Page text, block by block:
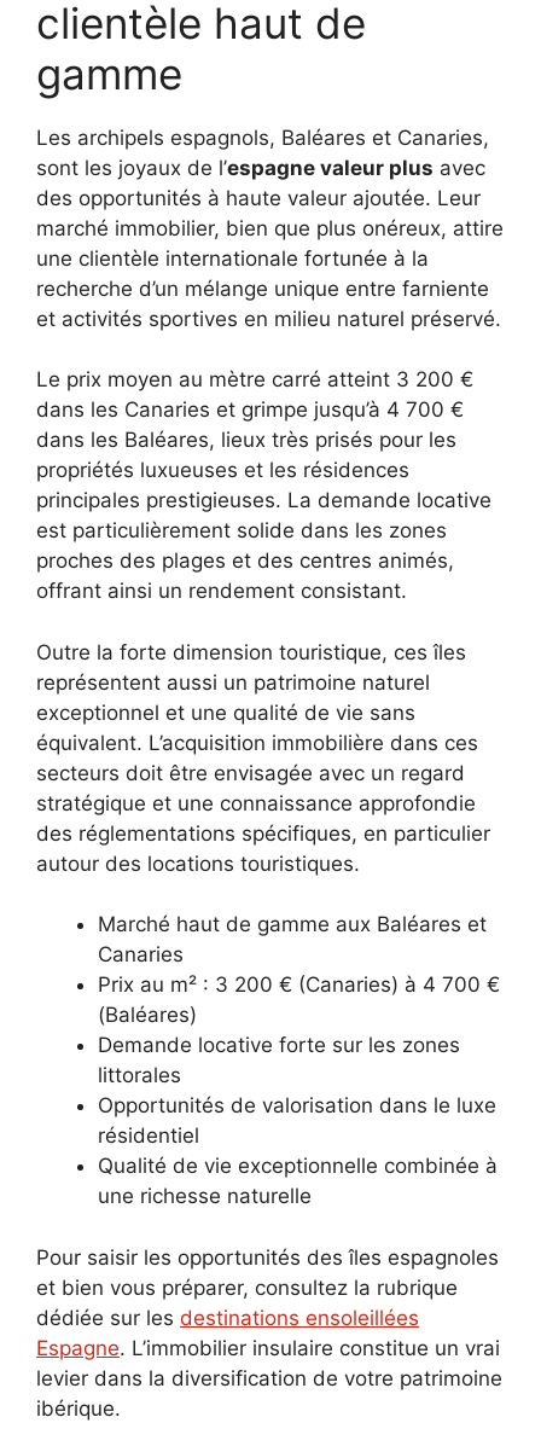
clientèle haut de
gamme
Les archipels espagnols, Baléares et Canaries,
sont les joyaux de l’espagne valeur plus avec
des opportunités à haute valeur ajoutée. Leur
marché immobilier, bien que plus onéreux, attire
une clientèle internationale fortunée à la
recherche d’un mélange unique entre farniente
et activités sportives en milieu naturel préservé.
Le prix moyen au mètre carré atteint 3 200 €
dans les Canaries et grimpe jusqu’à 4 700 €
dans les Baléares, lieux très prisés pour les
propriétés luxueuses et les résidences
principales prestigieuses. La demande locative
est particulièrement solide dans les zones
proches des plages et des centres animés,
offrant ainsi un rendement consistant.
Outre la forte dimension touristique, ces îles
représentent aussi un patrimoine naturel
exceptionnel et une qualité de vie sans
équivalent. L’acquisition immobilière dans ces
secteurs doit être envisagée avec un regard
stratégique et une connaissance approfondie
des réglementations spécifiques, en particulier
autour des locations touristiques.
Marché haut de gamme aux Baléares et
Canaries
Prix au m² : 3 200 € (Canaries) à 4 700 €
(Baléares)
Demande locative forte sur les zones
littorales
Opportunités de valorisation dans le luxe
résidentiel
Qualité de vie exceptionnelle combinée à
une richesse naturelle
Pour saisir les opportunités des îles espagnoles
et bien vous préparer, consultez la rubrique
dédiée sur les destinations ensoleillées
Espagne. L’immobilier insulaire constitue un vrai
levier dans la diversification de votre patrimoine
ibérique.